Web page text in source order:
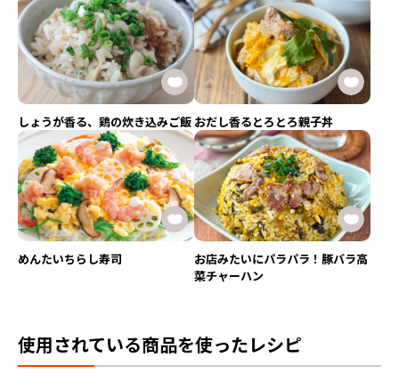
しょうが香る、鶏の炊き込みご飯 おだし香るとろとろ親子丼
めんたいちらし寿司
お店みたいにパラパラ！豚バラ高
菜チャーハン
使用されている商品を使ったレシピ